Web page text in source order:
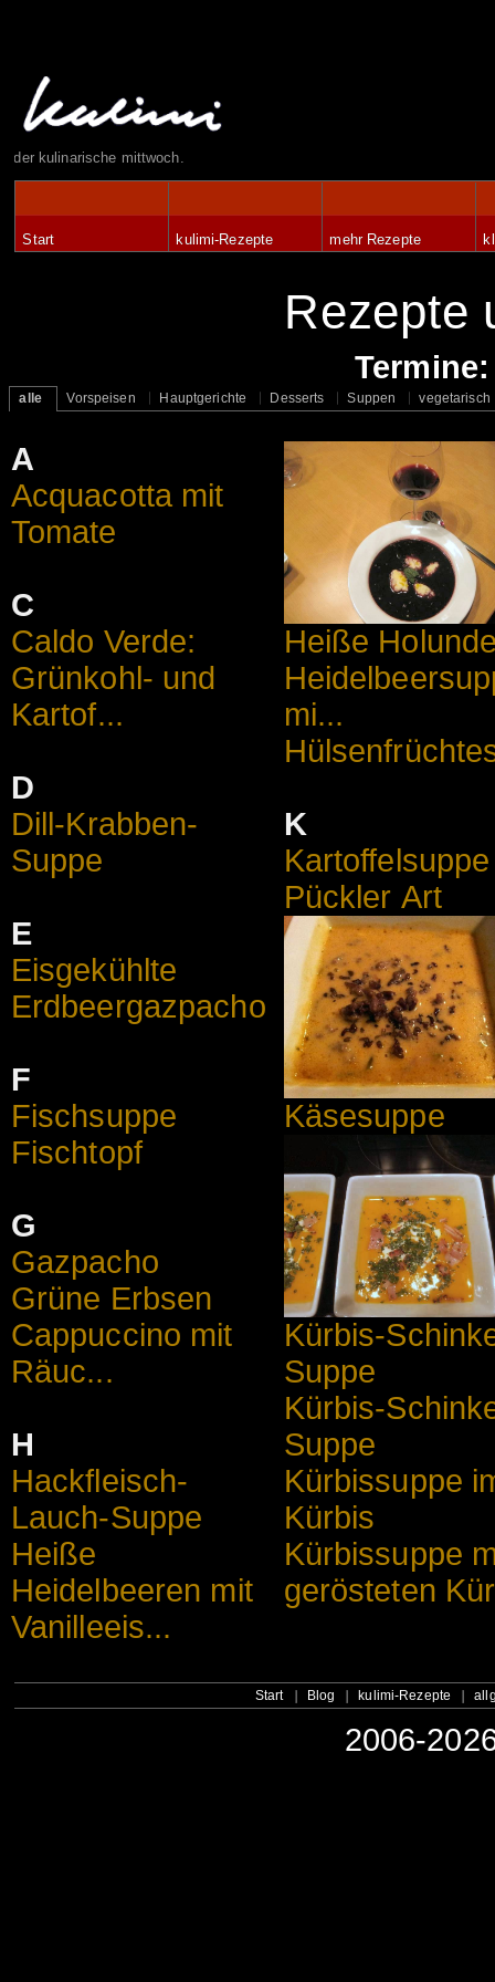
der kulinarische mittwoch.
Start kulimi-Rezepte mehr Rezepte
Rezepte
alle Vorspeisen Hauptgerichte Desserts Suppen vegetarisch
A
Acquacotta mit
Tomate
C
Caldo Verde:
Grünkohl- und
Kartof...
D
Dill-Krabben-
Suppe
E
Eisgekühlte
Erdbeergazpacho
F
Fischsuppe
Fischtopf
G
Gazpacho
Grüne Erbsen
Cappuccino mit
Räuc...
H
Hackfleisch-
Lauch-Suppe
Heiße
Heidelbeeren mit
Vanilleeis...
Heiße
mi...
K
Kartoffelsuppe
Pückler Art
Käsesuppe
Kürbis-
Suppe
Kürbis-
Suppe
Kürbissuppe
Kürbis
Kürbissuppe
gerösteten
Start Blog kulimi-Rezepte
2006-